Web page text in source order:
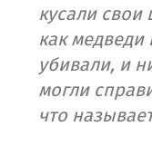
кусали
как
убивали, и
могли
что